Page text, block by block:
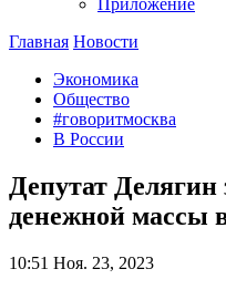
Приложение
Главная Новости
Экономика
Общество
#говоритмосква
В России
Депутат Делягин
денежной массы
10:51 Ноя. 23, 2023